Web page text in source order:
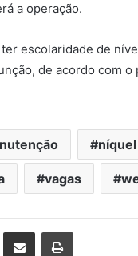
a operação.
escolaridade de
de acordo com
níquel
vagas